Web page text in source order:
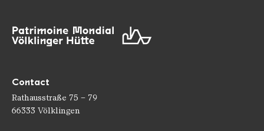
Contact
Rathausstraße 75 – 79
66333 Völklingen